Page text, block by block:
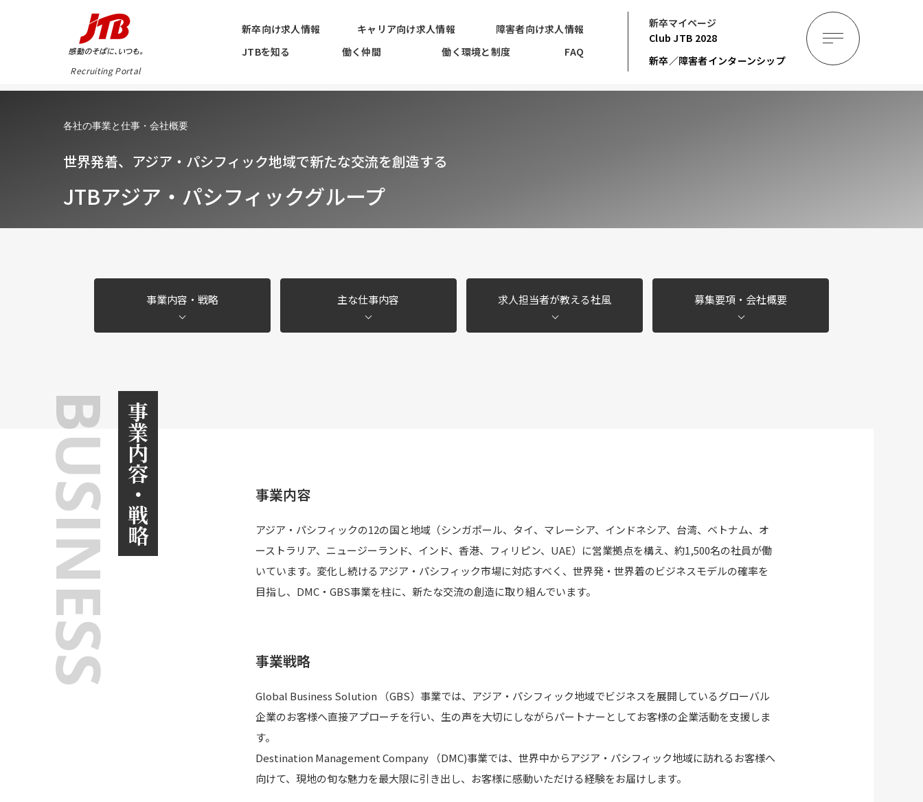
Recruiting Portal
新卒向け求人情報 キャリア向け求人情報
障害者向け求人情報
JTBを知る
働く仲間 働く環境と制度 FAQ
新卒マイページ
Club JTB 2028
新卒／障害者インターンシップ
各社の事業と仕事・会社概要
世界発着、アジア・パシフィック地域で新たな交流を創造する
JTBアジア・パシフィックグループ
事業内容・戦略 主な仕事内容 求人担当者が教える社風 募集要項・ 会社概要
事業内容・戦略
BUSINESS 事業内容
アジア・パシフィックの12の国と地域（シンガポール、タイ、マレーシア、インドネシア、台湾、ベトナム、オ
ーストラリア、ニュージーランド、インド、香港、フィリピン、UAE）に営業拠点を構え、約1,500名の社員が働
いています。変化し続けるアジア・パシフィック市場に対応すべく、世界発・世界着のビジネスモデルの確率を
目指し、DMC・GBS事業を柱に、新たな交流の創造に取り組んでいます。
事業戦略
Global Business Solution （GBS）事業では、アジア・パシフィック地域でビジネスを展開しているグローバル
企業のお客様へ直接アプローチを行い、生の声を大切にしながらパートナーとしてお客様の企業活動を支援しま
す。
Destination Management Company （DMC)事業では、世界中からアジア・パシフィック地域に訪れるお客様へ
向けて、現地の旬な魅力を最大限に引き出し、お客様に感動いただける経験をお届けします。